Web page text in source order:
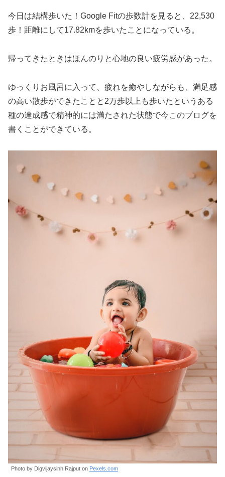
今日は結構歩いた！Google Fitの歩数計を見ると、22,530
歩！距離にして17.82kmを歩いたことになっている。
帰ってきたときはほんのりと心地の良い疲労感があった。
ゆっくりお風呂に入って、疲れを癒やしながらも、満足感
の高い散歩ができたことと2万歩以上も歩いたというある
種の達成感で精神的には満たされた状態で今このブログを
書くことができている。
Photo by Digvijaysinh Rajput on Pexels.com